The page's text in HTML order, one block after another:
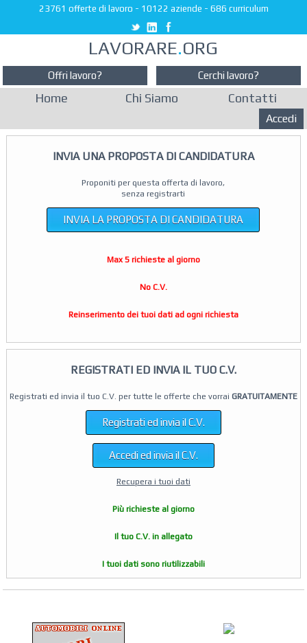
23761 offerte di lavoro - 10122 aziende - 686 curriculum
LAVORARE.ORG
Offri lavoro? Cerchi lavoro?
Home Chi Siamo Contatti
Accedi
INVIA UNA PROPOSTA DI CANDIDATURA
Proponiti per questa offerta di lavoro,
senza registrarti
INVIA LA PROPOSTA DI CANDIDATURA
Max 5 richieste al giorno
No C.V.
Reinserimento dei tuoi dati ad ogni richiesta
REGISTRATI ED INVIA IL TUO C.V.
Registrati ed invia il tuo C.V. per tutte le offerte che vorrai GRATUITAMENTE
Registrati ed invia il C.V.
Accedi ed invia il C.V.
Recupera i tuoi dati
Più richieste al giorno
Il tuo C.V. in allegato
I tuoi dati sono riutilizzabili